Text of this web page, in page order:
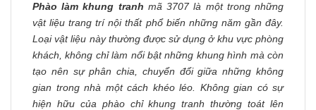
Phào làm khung tranh mã 3707 là một trong những
vật liệu trang trí nội thất phổ biến những năm gần đây.
Loại vật liệu này thường được sử dụng ở khu vực phòng
khách, không chỉ làm nổi bật những khung hình mà còn
tạo nên sự phân chia, chuyển đổi giữa những không
gian trong nhà một cách khéo léo. Không gian có sự
hiện hữu của phào chỉ khung tranh thường toát lên